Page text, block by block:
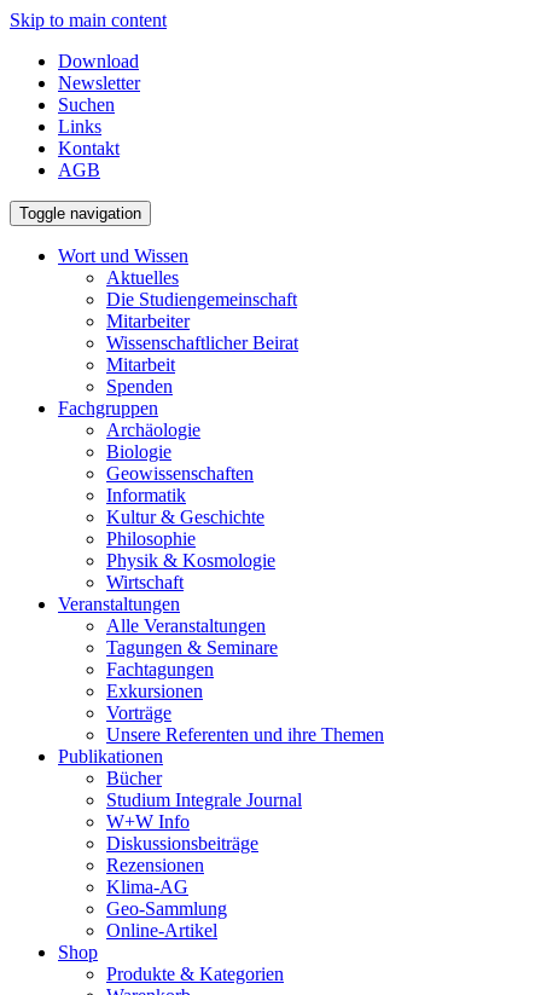
Skip to main content
Download
Newsletter
Suchen
Links
Kontakt
AGB
Toggle navigation
Wort und Wissen
Aktuelles
Die Studiengemeinschaft
Mitarbeiter
Wissenschaftlicher Beirat
Mitarbeit
Spenden
Fachgruppen
Archäologie
Biologie
Geowissenschaften
Informatik
Kultur & Geschichte
Philosophie
Physik & Kosmologie
Wirtschaft
Veranstaltungen
Alle Veranstaltungen
Tagungen & Seminare
Fachtagungen
Exkursionen
Vorträge
Unsere Referenten und ihre Themen
Publikationen
Bücher
Studium Integrale Journal
W+W Info
Diskussionsbeiträge
Rezensionen
Klima-AG
Geo-Sammlung
Online-Artikel
Shop
Produkte & Kategorien